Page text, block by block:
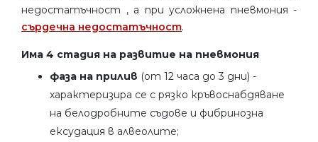
недостатъчност , а при усложнена пневмония -
сърдечна недостатъчност.
Има 4 стадия на развитие на пневмония
фаза на прилив (от 12 часа до 3 дни) -
характеризира се с рязко кръвоснабдяване
на белодробните съдове и фибринозна
ексудация в алвеолите;